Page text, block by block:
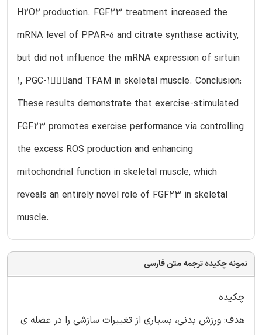
H2O2 production. FGF23 treatment increased the
mRNA level of PPAR-δ and citrate synthase activity,
but did not influence the mRNA expression of sirtuin
1, PGC-1and TFAM in skeletal muscle. Conclusion:
These results demonstrate that exercise-stimulated
FGF23 promotes exercise performance via controlling
the excess ROS production and enhancing
mitochondrial function in skeletal muscle, which
reveals an entirely novel role of FGF23 in skeletal
muscle.
نمونه چکیده ترجمه متن فارسی
چکیده
هدف: ورزش بدنی، بسیاری از تغییرات سازشی را در عضله ی